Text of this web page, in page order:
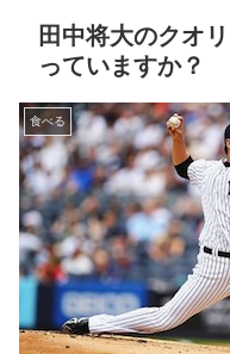
田中将大のクオ
っていますか？
食べる